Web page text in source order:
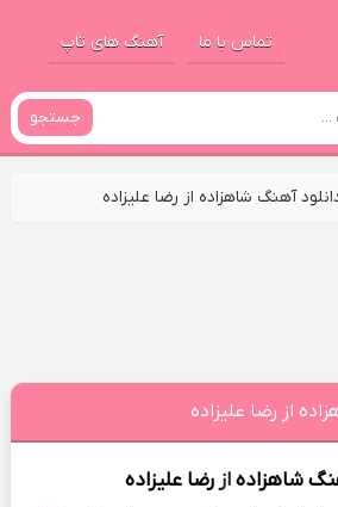
تماس با ما آهنگ های تاپ
جستجو
آهنگ شاهزاده از رضا علیزاده
از رضا علیزاده
شاهزادهازرضا علیزاده